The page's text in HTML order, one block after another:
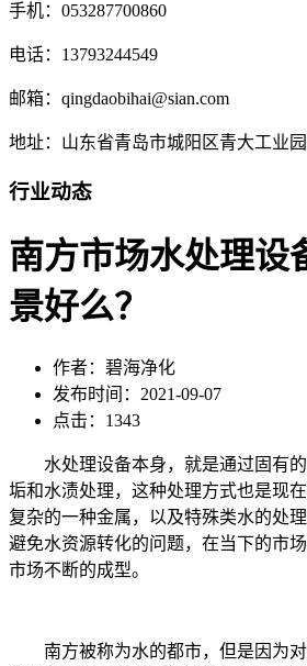
手机：053287700860
电话：13793244549
邮箱：qingdaobihai@sian.com
地址：山东省青岛市城阳区青大工业园
行业动态
南方市场水处理设
景好么？
作者：碧海净化
发布时间：2021-09-07
点击：1343
水处理设备本身，就是通过固有
垢和水渍处理，这种处理方式也是现
复杂的一种金属，以及特殊类水的处
避免水资源转化的问题，在当下的市
市场不断的成型。
南方被称为水的都市，但是因为